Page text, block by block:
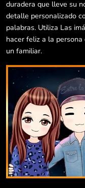
duradera que lleve su
detalle personalizado
palabras. Utiliza Las
hacer feliz a la
un familiar.